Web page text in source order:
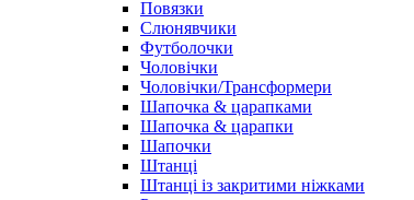
Повязки
Слюнявчики
Футболочки
Чоловічки
Чоловічки/Трансформери
Шапочка & царапками
Шапочка & царапки
Шапочки
Штанці
Штанці із закритими ніжками